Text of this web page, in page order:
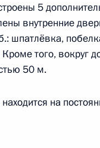
по итогам
Республике
данных
5
внутренние
шпатлёвка,
того, вокруг
50 м.
на